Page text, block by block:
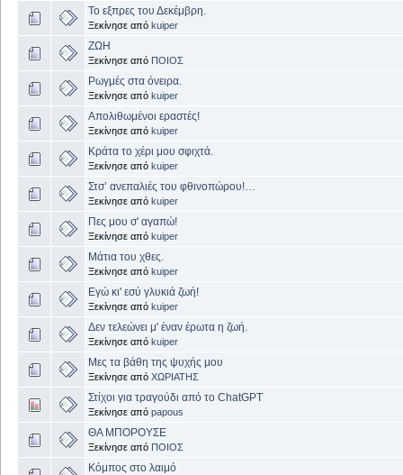
Το εξπρες του Δεκέμβρη.
Ξεκίνησε από kuiper
ΖΩΗ
Ξεκίνησε από ΠΟΙΟΣ
Ρωγμές στα όνειρα.
Ξεκίνησε από kuiper
Απολιθωμένοι εραστές!
Ξεκίνησε από kuiper
Κράτα το χέρι μου σφιχτά.
Ξεκίνησε από kuiper
Στσ’ ανεπαλιές του φθινοπώρου!…
Ξεκίνησε από kuiper
Πες μου σ' αγαπώ!
Ξεκίνησε από kuiper
Μάτια του χθες.
Ξεκίνησε από kuiper
Εγώ κι' εσύ γλυκιά ζωή!
Ξεκίνησε από kuiper
Δεν τελεώνει μ' έναν έρωτα η ζωή.
Ξεκίνησε από kuiper
Μες τα βάθη της ψυχής μου
Ξεκίνησε από ΧΩΡΙΑΤΗΣ
Στίχοι για τραγούδι από το ChatGPT
Ξεκίνησε από papous
ΘΑ ΜΠΟΡΟΥΣΕ
Ξεκίνησε από ΠΟΙΟΣ
Κόμπος στο λαιμό